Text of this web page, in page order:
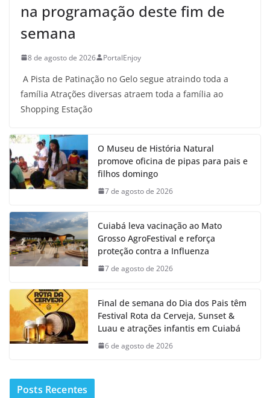
na programação deste fim de
semana
8 de agosto de 2026 PortalEnjoy
A Pista de Patinação no Gelo segue atraindo toda a
família Atrações diversas atraem toda a família ao
Shopping Estação
O Museu de História Natural
promove oficina de pipas para pais e
filhos domingo
7 de agosto de 2026
Cuiabá leva vacinação ao Mato
Grosso AgroFestival e reforça
proteção contra a Influenza
7 de agosto de 2026
Final de semana do Dia dos Pais têm
Festival Rota da Cerveja, Sunset &
Luau e atrações infantis em Cuiabá
6 de agosto de 2026
Posts Recentes